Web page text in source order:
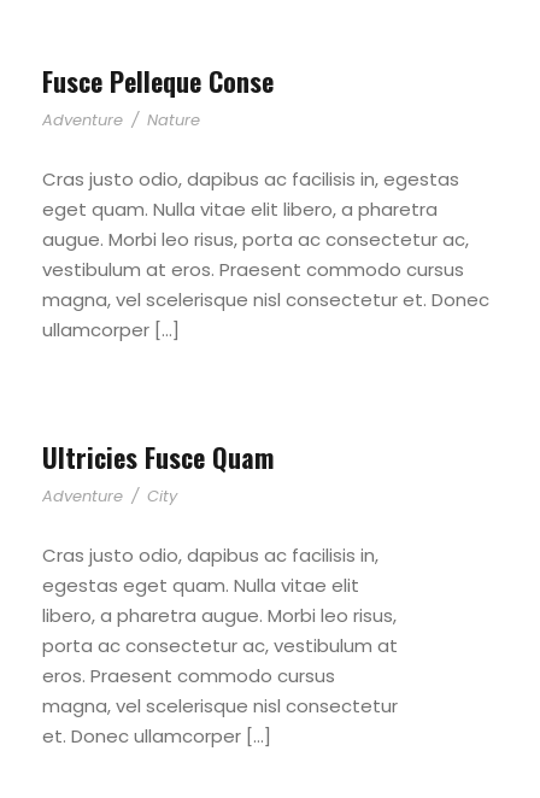
Fusce Pelleque Conse
Adventure / Nature
Cras justo odio, dapibus ac facilisis in, egestas
eget quam. Nulla vitae elit libero, a pharetra
augue. Morbi leo risus, porta ac consectetur ac,
vestibulum at eros. Praesent commodo cursus
magna, vel scelerisque nisl consectetur et. Donec
ullamcorper […]
Ultricies Fusce Quam
Adventure / City
Cras justo odio, dapibus ac facilisis in,
egestas eget quam. Nulla vitae elit
libero, a pharetra augue. Morbi leo risus,
porta ac consectetur ac, vestibulum at
eros. Praesent commodo cursus
magna, vel scelerisque nisl consectetur
et. Donec ullamcorper […]